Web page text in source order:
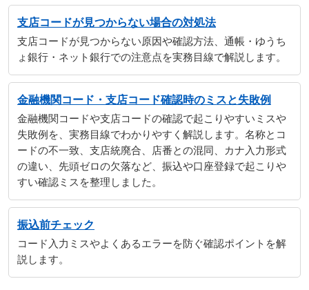
支店コードが見つからない場合の対処法
支店コードが見つからない原因や確認方法、通帳・ゆうち
ょ銀行・ネット銀行での注意点を実務目線で解説します。
金融機関コード・支店コード確認時のミスと失敗例
金融機関コードや支店コードの確認で起こりやすいミスや
失敗例を、実務目線でわかりやすく解説します。名称とコ
ードの不一致、支店統廃合、店番との混同、カナ入力形式
の違い、先頭ゼロの欠落など、振込や口座登録で起こりや
すい確認ミスを整理しました。
振込前チェック
コード入力ミスやよくあるエラーを防ぐ確認ポイントを解
説します。